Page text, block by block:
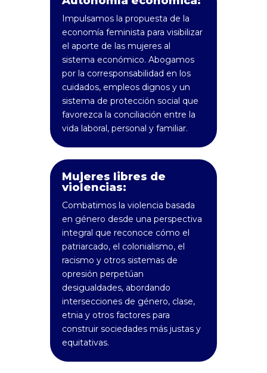
Impulsamos la propuesta de la
economía feminista para visibilizar
el aporte de las mujeres al
sistema económico. Abogamos
por la corresponsabilidad en los
cuidados, empleos dignos y un
sistema de protección social que
favorezca la conciliación entre la
vida laboral, personal y familiar.
Mujeres libres de
violencias:
Combatimos la violencia basada
en género desde una perspectiva
integral que reconoce cómo el
patriarcado, el colonialismo, el
racismo y otros sistemas de
opresión perpetúan
desigualdades, abordando
intersecciones de género, clase,
etnia y otros factores para
construir sociedades más justas y
equitativas.